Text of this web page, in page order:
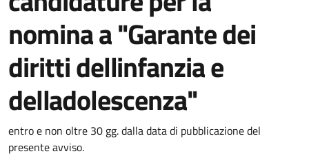
nomina a "Garante dei
diritti dellinfanzia e
delladolescenza"
Dettagli della notizia
entro e non oltre 30 gg. dalla data di pubblicazione del
presente avviso.